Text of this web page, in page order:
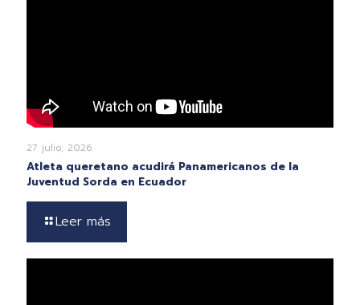
27 julio, 2026
Atleta queretano acudirá Panamericanos de la
Juventud Sorda en Ecuador
Leer más